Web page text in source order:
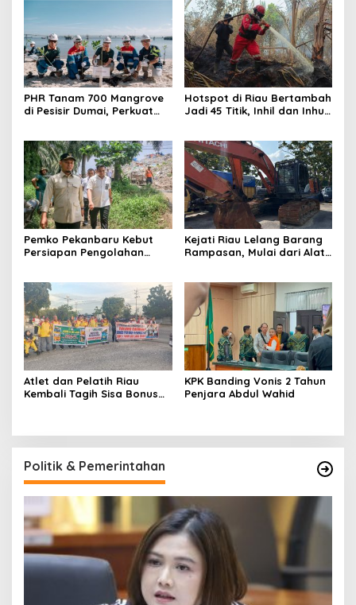
PHR Tanam 700 Mangrove
di Pesisir Dumai, Perkuat
Hotspot di Riau Bertambah
Jadi 45 Titik, Inhil dan Inhu
Pemko Pekanbaru Kebut
Persiapan Pengolahan
Kejati Riau Lelang Barang
Rampasan, Mulai dari Alat
Atlet dan Pelatih Riau
Kembali Tagih Sisa Bonus
KPK Banding Vonis 2 Tahun
Penjara Abdul Wahid
Politik & Pemerintahan